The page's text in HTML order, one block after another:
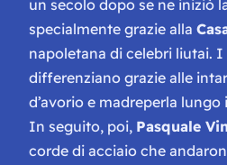
un secolo dopo se ne iniziò
specialmente grazie alla
napoletana di celebri liutai.
differenziano grazie alle
d’avorio e madreperla
In seguito, poi, Pasquale
corde di acciaio che